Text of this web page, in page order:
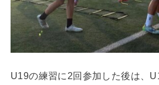
U19の練習に2回参加した後は、